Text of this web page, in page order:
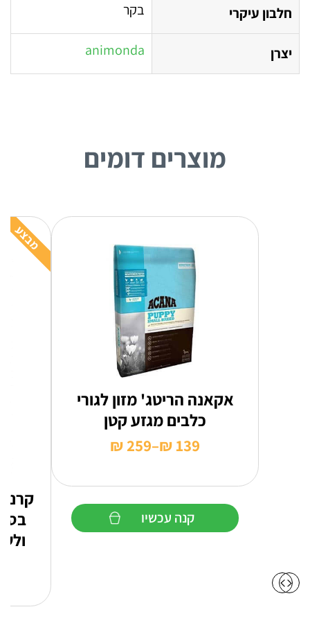
חלבון עיקרי בקר
יצרן animonda
מוצרים דומים
אקאנה הריטג' מזון לגורי
כלבים מגזע קטן
₪ 139
–
₪259
טווח
עד
⁦₪ 259⁩
קנה עכשיו
מבצע